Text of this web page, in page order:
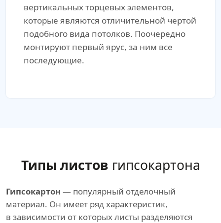
вертикальных торцевых элементов,
которые являются отличительной чертой
подобного вида потолков. Поочередно
монтируют первый ярус, за ним все
последующие.
Типы листов гипсокартона
Гипсокартон — популярный отделочный
материал. Он имеет ряд характеристик,
в зависимости от которых листы разделяются